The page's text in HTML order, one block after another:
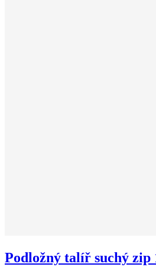
Podložný talíř suchý zip